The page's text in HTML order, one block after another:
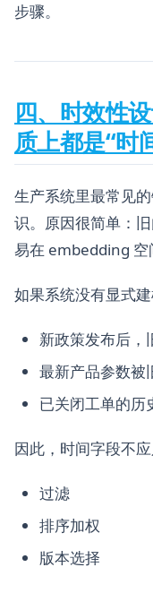
步骤。
四、时效性
质上都是“时
生产系统里最常见
识。原因很简单：
易在 embedding 空
如果系统没有显式
新政策发布后，
最新产品参数被
已关闭工单的历
因此，时间字段不
过滤
排序加权
版本选择